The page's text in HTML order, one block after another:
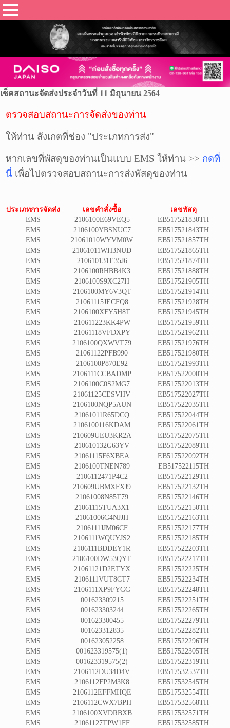
เช็คสถานะจัดส่งประจำวันที่ 11 มิถุนายน 2564
ตรวจสอบสถานะการจัดส่งของท่าน
ให้ท่าน สังเกตที่ช่อง "ประเภทการส่ง"
หากเลขที่พัสดุของท่านเป็นแบบ EMS ให้ท่าน >> กดที่
นี่ เพื่อไปตรวจสอบสถานะการส่งพัสดุของท่าน
ประเภทการจัดส่ง เลขคำสั่งซื้อ
เลขพัสดุ
EMS
2106100E69VEQ5
EB517521830TH
EMS
2106100YBSNUC7
EB517521843TH
EMS
21061010WYVM0W
EB517521857TH
EMS
21061011WH3NUD
EB517521865TH
EMS
210610131E35J6
EB517521874TH
EMS
2106100RHBB4K3
EB517521888TH
EMS
2106100S9XC27H
EB517521905TH
EMS
2106100MY6V3QT
EB517521914TH
EMS
21061115JECFQ8
EB517521928TH
EMS
2106100XFY5H8T
EB517521945TH
EMS
210611223KK4PW
EB517521959TH
EMS
21061118VFDXPY
EB517521962TH
EMS
2106100QXWVT79
EB517521976TH
EMS
21061122PFB990
EB517521980TH
EMS
2106100P870E92
EB517521993TH
EMS
2106111CCBADMP
EB517522000TH
EMS
2106100C0S2MG7
EB517522013TH
EMS
21061125CESVHV
EB517522027TH
EMS
2106100NQP5AUN
EB517522035TH
EMS
21061011R65DCQ
EB517522044TH
EMS
2106100116KDAM
EB517522061TH
EMS
210609UEU3KR2A
EB517522075TH
EMS
210610132G63YV
EB517522089TH
EMS
21061115F6XBEA
EB517522092TH
EMS
2106100TNEN789
EB517522115TH
EMS
2106112471P4C2
EB517522129TH
EMS
210609UBMXFXJ9
EB517522132TH
EMS
21061008N85T79
EB517522146TH
EMS
21061115TUA3X1
EB517522150TH
EMS
21061006G4NJJH
EB517522163TH
EMS
2106111JJM06CF
EB517522177TH
EMS
2106111WQUYJS2
EB517522185TH
EMS
2106111BDDEY1R
EB517522203TH
EMS
2106100DW53QYT
EB517522217TH
EMS
21061121D2ETYX
EB517522225TH
EMS
2106111VUT8CT7
EB517522234TH
EMS
2106111XP9FYGG
EB517522248TH
EMS
001623309215
EB517522251TH
EMS
001623303244
EB517522265TH
EMS
001623300455
EB517522279TH
EMS
001623312835
EB517522282TH
EMS
001623052258
EB517522296TH
EMS
001623319575(1)
EB517522305TH
EMS
001623319575(2)
EB517522319TH
EMS
2106112DU34D4V
EB517532537TH
EMS
2106112FP2M3K8
EB517532545TH
EMS
2106112EFFMHQE
EB517532554TH
EMS
2106112CWX7BPH
EB517532568TH
EMS
2106100XVDRBXB
EB517532571TH
EMS
21061127TPW1FF
EB517532585TH